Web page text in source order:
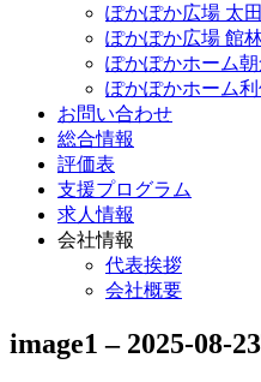
ぽかぽか広場 太
ぽかぽか広場 館
ぽかぽかホーム朝
ぽかぽかホーム
お問い合わせ
総合情報
評価表
支援プログラム
求人情報
会社情報
代表挨拶
会社概要
image1 – 2025-08-